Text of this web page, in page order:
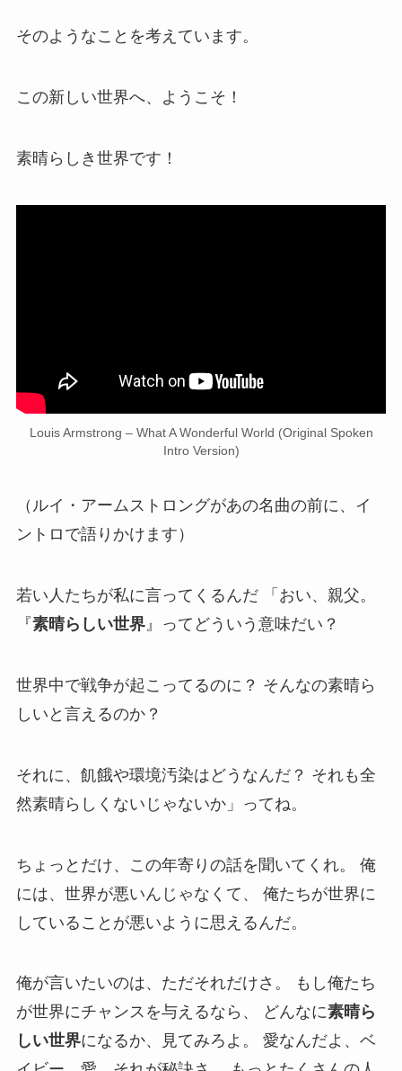
そのようなことを考えています。
この新しい世界へ、ようこそ！
素晴らしき世界です！
Louis Armstrong – What A Wonderful World (Original Spoken
Intro Version)
（ルイ・アームストロングがあの名曲の前に、イ
ントロで語りかけます）
若い人たちが私に言ってくるんだ 「おい、親父。
『素晴らしい世界』ってどういう意味だい？
世界中で戦争が起こってるのに？ そんなの素晴ら
しいと言えるのか？
それに、飢餓や環境汚染はどうなんだ？ それも全
然素晴らしくないじゃないか」ってね。
ちょっとだけ、この年寄りの話を聞いてくれ。 俺
には、世界が悪いんじゃなくて、 俺たちが世界に
していることが悪いように思えるんだ。
俺が言いたいのは、ただそれだけさ。 もし俺たち
が世界にチャンスを与えるなら、 どんなに素晴ら
しい世界になるか、見てみろよ。 愛なんだよ、ベ